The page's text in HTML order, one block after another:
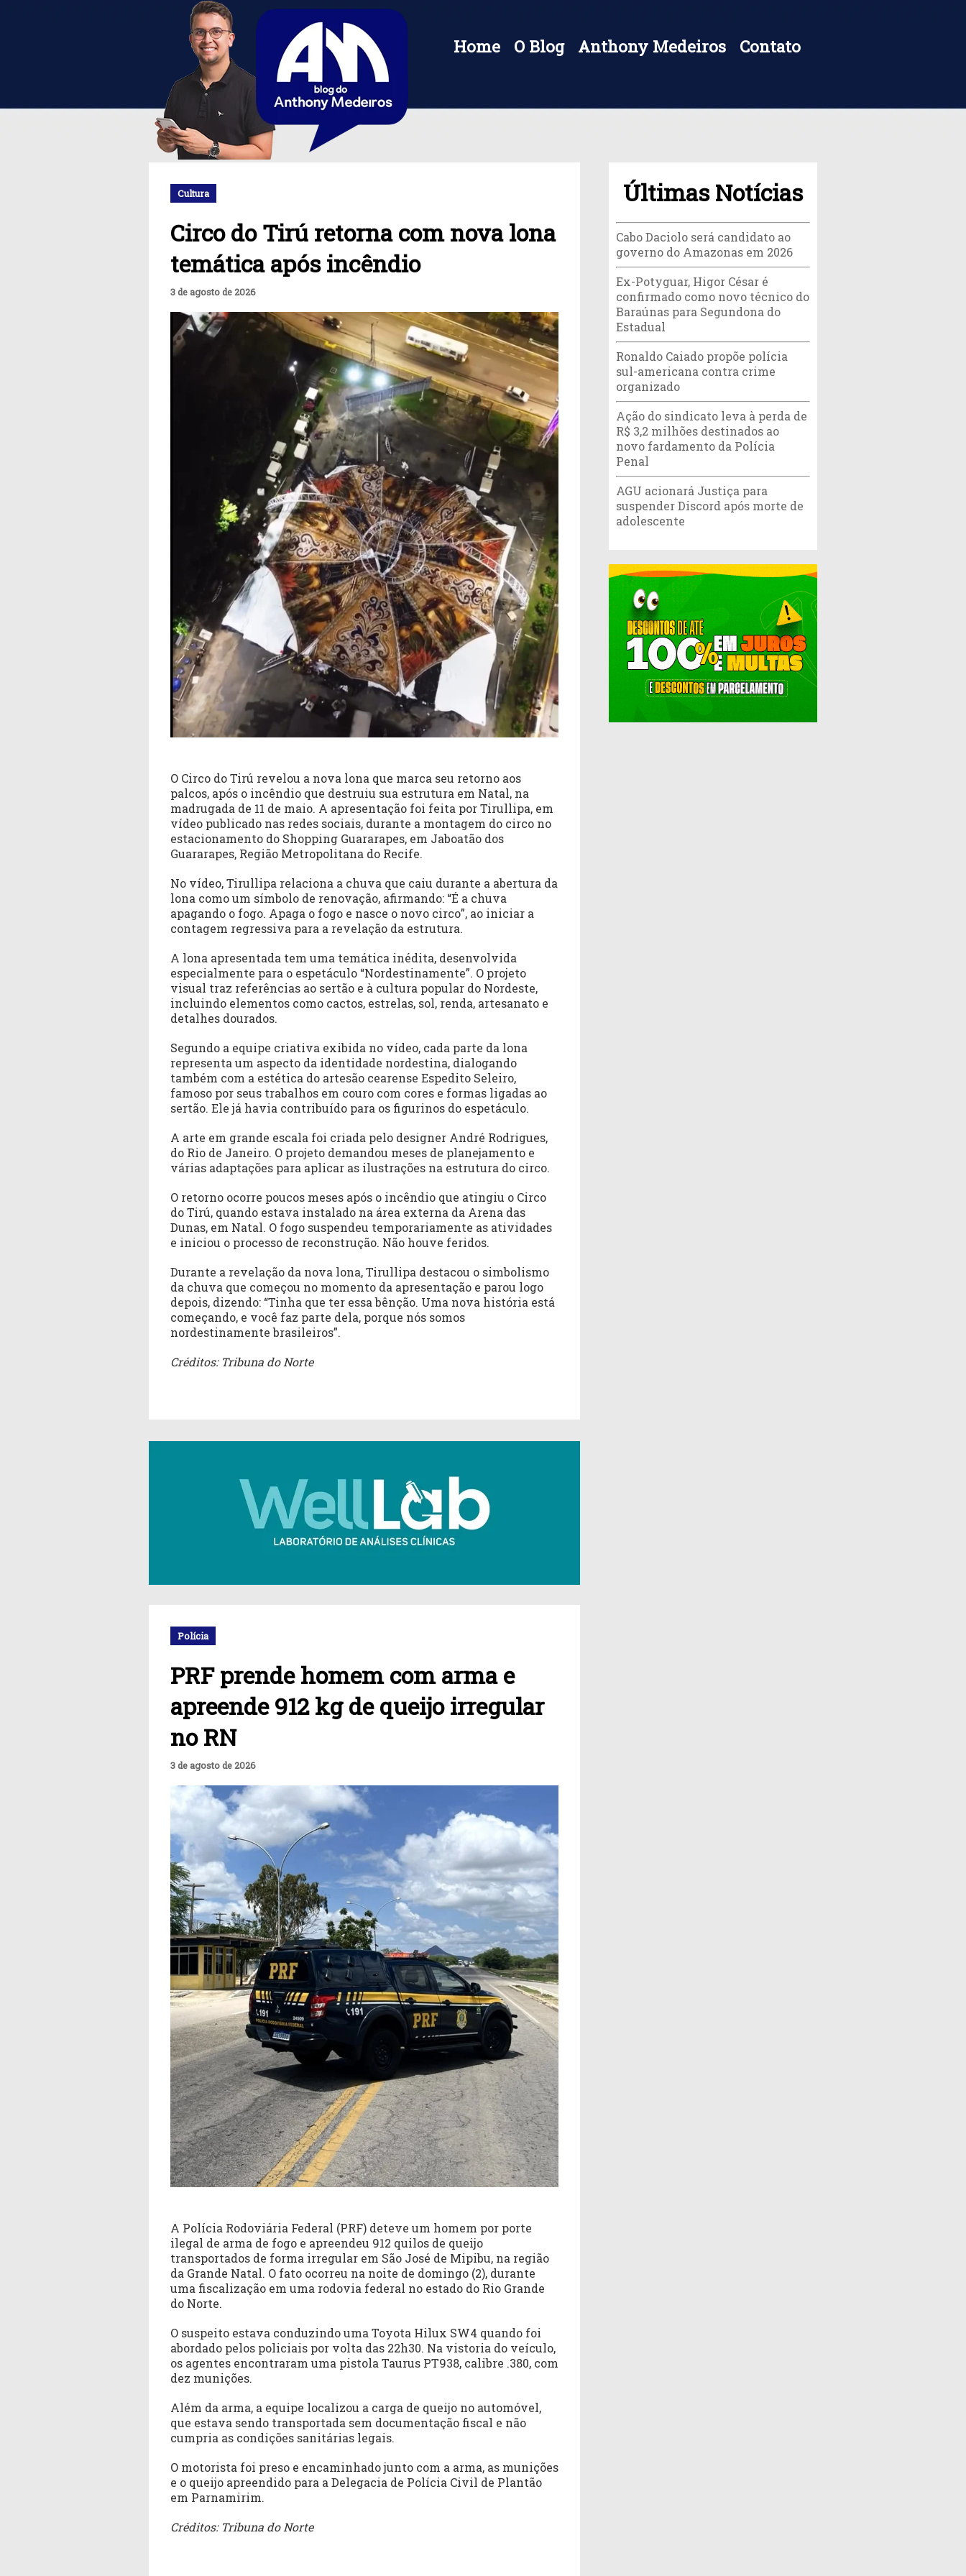
Home O Blog Anthony Medeiros Contato
Cultura
Circo do Tirú retorna com nova lona
temática após incêndio
3 de agosto de 2026
O Circo do Tirú revelou a nova lona que marca seu retorno aos
palcos, após o incêndio que destruiu sua estrutura em Natal, na
madrugada de 11 de maio. A apresentação foi feita por Tirullipa, em
vídeo publicado nas redes sociais, durante a montagem do circo no
estacionamento do Shopping Guararapes, em Jaboatão dos
Guararapes, Região Metropolitana do Recife.
No vídeo, Tirullipa relaciona a chuva que caiu durante a abertura da
lona como um símbolo de renovação, afirmando: “É a chuva
apagando o fogo. Apaga o fogo e nasce o novo circo”, ao iniciar a
contagem regressiva para a revelação da estrutura.
A lona apresentada tem uma temática inédita, desenvolvida
especialmente para o espetáculo “Nordestinamente”. O projeto
visual traz referências ao sertão e à cultura popular do Nordeste,
incluindo elementos como cactos, estrelas, sol, renda, artesanato e
detalhes dourados.
Segundo a equipe criativa exibida no vídeo, cada parte da lona
representa um aspecto da identidade nordestina, dialogando
também com a estética do artesão cearense Espedito Seleiro,
famoso por seus trabalhos em couro com cores e formas ligadas ao
sertão. Ele já havia contribuído para os figurinos do espetáculo.
A arte em grande escala foi criada pelo designer André Rodrigues,
do Rio de Janeiro. O projeto demandou meses de planejamento e
várias adaptações para aplicar as ilustrações na estrutura do circo.
O retorno ocorre poucos meses após o incêndio que atingiu o Circo
do Tirú, quando estava instalado na área externa da Arena das
Dunas, em Natal. O fogo suspendeu temporariamente as atividades
e iniciou o processo de reconstrução. Não houve feridos.
Durante a revelação da nova lona, Tirullipa destacou o simbolismo
da chuva que começou no momento da apresentação e parou logo
depois, dizendo: “Tinha que ter essa bênção. Uma nova história está
começando, e você faz parte dela, porque nós somos
nordestinamente brasileiros”.
Créditos: Tribuna do Norte
Polícia
PRF prende homem com arma e
apreende 912 kg de queijo irregular
no RN
3 de agosto de 2026
A Polícia Rodoviária Federal (PRF) deteve um homem por porte
ilegal de arma de fogo e apreendeu 912 quilos de queijo
transportados de forma irregular em São José de Mipibu, na região
da Grande Natal. O fato ocorreu na noite de domingo (2), durante
uma fiscalização em uma rodovia federal no estado do Rio Grande
do Norte.
O suspeito estava conduzindo uma Toyota Hilux SW4 quando foi
abordado pelos policiais por volta das 22h30. Na vistoria do veículo,
os agentes encontraram uma pistola Taurus PT938, calibre .380, com
dez munições.
Além da arma, a equipe localizou a carga de queijo no automóvel,
que estava sendo transportada sem documentação fiscal e não
cumpria as condições sanitárias legais.
O motorista foi preso e encaminhado junto com a arma, as munições
e o queijo apreendido para a Delegacia de Polícia Civil de Plantão
em Parnamirim.
Créditos: Tribuna do Norte
Últimas Notícias
Cabo Daciolo será candidato ao
governo do Amazonas em 2026
Ex-Potyguar, Higor César é
confirmado como novo técnico do
Baraúnas para Segundona do
Estadual
Ronaldo Caiado propõe polícia
sul-americana contra crime
organizado
Ação do sindicato leva à perda de
R$ 3,2 milhões destinados ao
novo fardamento da Polícia
Penal
AGU acionará Justiça para
suspender Discord após morte de
adolescente